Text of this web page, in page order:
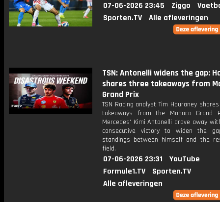
07-06-2026 23:45 Ziggo
Sporten.TV
Alle afleveringen
TSN: Antonelli widens the gap:
shares three takeaways from
Grand Prix
TSN Racing analyst Tim Hauraney
takeaways from the Monaco Grand
Mercedes' Kimi Antonelli drove away
consecutive victory to widen the
standings between himself and the
field.
07-06-2026 23:31
YouTube
Formule1.TV
Sporten.TV
Alle afleveringen